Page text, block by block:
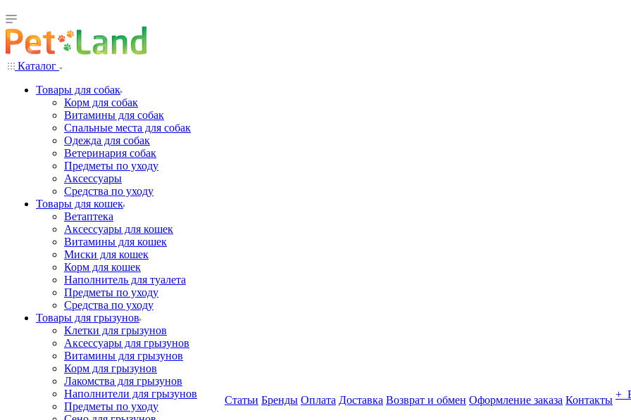
Каталог
Товары для собак
Корм для собак
Витамины для собак
Спальные места для собак
Одежда для собак
Ветеринария собак
Предметы по уходу
Аксессуары
Средства по уходу
Товары для кошек
Ветаптека
Аксессуары для кошек
Витамины для кошек
Миски для кошек
Корм для кошек
Наполнитель для туалета
Предметы по уходу
Средства по уходу
Товары для грызунов
Клетки для грызунов
Аксессуары для грызунов
Витамины для грызунов
Корм для грызунов
Лакомства для грызунов
Наполнители для грызунов
Предметы по уходу
Статьи Бренды Оплата Доставка Возврат и обмен Оформление заказа Контакты +